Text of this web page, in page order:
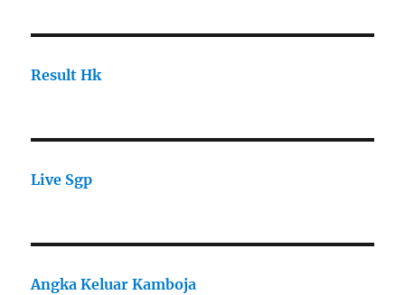
Result Hk
Live Sgp
Angka Keluar Kamboja